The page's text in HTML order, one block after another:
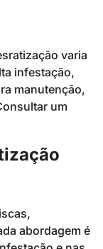
varia
infestação,
manutenção,
um
abordagem é